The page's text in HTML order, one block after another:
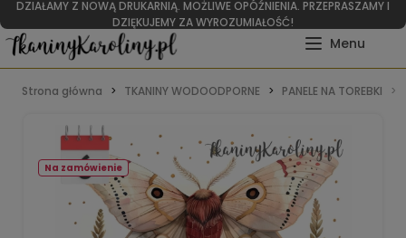
DZIAŁAMY Z NOWĄ DRUKARNIĄ. MOŻLIWE OPÓŹNIENIA. PRZEPRASZAMY I
DZIĘKUJEMY ZA WYROZUMIAŁOŚĆ!
Strona główna TKANINY WODOODPORNE PANELE NA TOREBKI
Na zamówienie